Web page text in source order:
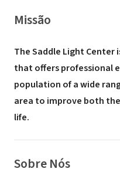
Missão
The Saddle Light
that offers professional
population of a wide
area to improve both
life.
Sobre Nós